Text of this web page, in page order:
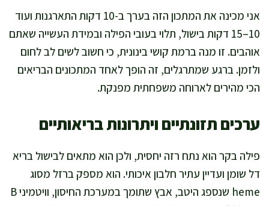
אני מכינה את המתכון הזה בערך ב-10 דקות התארגנות ועוד
10–15 דקות בישול, תלוי בעובי הפילה ובמידת העשייה שאתם
אוהבים. זו מנה ברמת קושי בינונית, כי חשוב לשים לב לחום
ולזמן. ברגע שמתרגלים, זה הופך לאחד המתכונים הבריאים
הכי מהירים לארוחה משפחתית מפנקת.
ערכים תזונתיים ויתרונות בריאותיים
פילה בקר הוא נתח רזה יחסית, ולכן הוא מתאים לבישול בריא
דל שומן ועדיין עתיר חלבון איכותי. הוא מספק ברזל מסוג
heme שנספג היטב, אבץ שתומך במערכת החיסון, וויטמיני B